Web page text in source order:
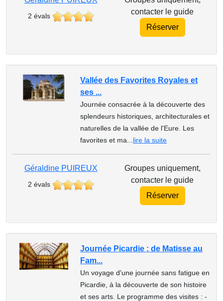
2 évals
contacter le guide
Réserver
Vallée des Favorites Royales et
ses ...
Journée consacrée à la découverte des
splendeurs historiques, architecturales et
naturelles de la vallée de l'Eure. Les
favorites et ma... lire la suite
Géraldine PUIREUX
2 évals
Groupes uniquement,
contacter le guide
Réserver
Journée Picardie : de Matisse au
Fam...
Un voyage d'une journée sans fatigue en
Picardie, à la découverte de son histoire
et ses arts. Le programme des visites : -